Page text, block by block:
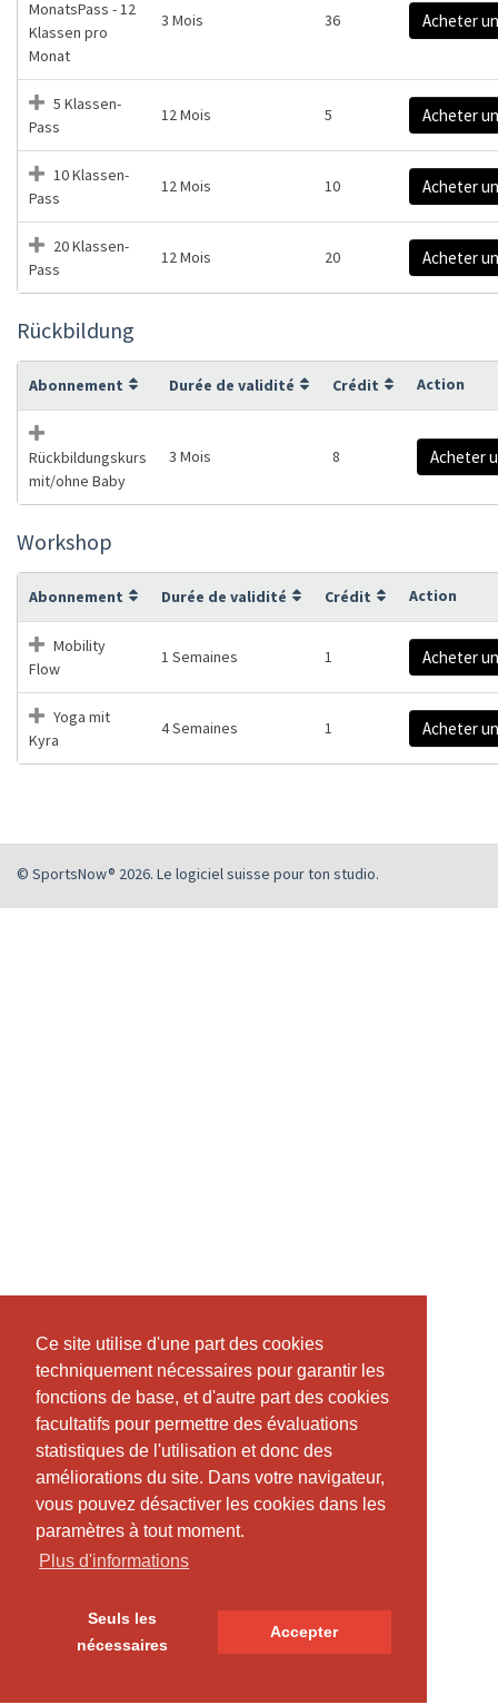
Ce site utilise d'une part des cookies
techniquement nécessaires pour garantir les
fonctions de base, et d'autre part des cookies
facultatifs pour permettre des évaluations
statistiques de l'utilisation et donc des
améliorations du site. Dans votre navigateur,
vous pouvez désactiver les cookies dans les
paramètres à tout moment.
Plus d'informations
Seuls les
nécessaires
Accepter
Ce site utilise d'une part des cookies
techniquement nécessaires pour garantir les
fonctions de base, et d'autre part des cookies
facultatifs pour permettre des évaluations
statistiques de l'utilisation et donc des
améliorations du site. Dans votre navigateur,
vous pouvez désactiver les cookies dans les
paramètres à tout moment.
Plus d'informations
Seuls les
nécessaires
Accepter
MonatsPass - 12
Klassen pro
Monat
3 Mois 36 Acheter
5 Klassen-
Pass
12 Mois 5 Acheter
10 Klassen-
Pass
12 Mois 10 Acheter
20 Klassen-
Pass
12 Mois 20 Acheter
Rückbildung
Abonnement Durée de validité Crédit Action
Rückbildungskurs
mit/ohne Baby
3 Mois 8 Acheter
Workshop
Abonnement Durée de validité Crédit Action
Mobility
Flow
1 Semaines 1 Acheter
Yoga mit
Kyra
4 Semaines 1 Acheter
© SportsNow® 2026. Le logiciel suisse pour ton studio.